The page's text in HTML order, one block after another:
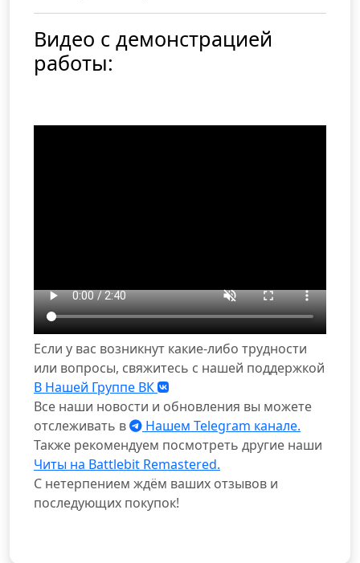
Видео с демонстрацией
работы:
Если у вас возникнут какие-либо трудности
или вопросы, свяжитесь с нашей поддержкой
В Нашей Группе ВК
Все наши новости и обновления вы можете
отслеживать в
Нашем Telegram канале.
Также рекомендуем посмотреть другие наши
Читы на Battlebit Remastered.
С нетерпением ждём ваших отзывов и
последующих покупок!